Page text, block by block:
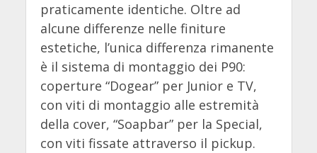
praticamente identiche. Oltre ad
alcune differenze nelle finiture
estetiche, l’unica differenza rimanente
è il sistema di montaggio dei P90:
coperture “Dogear” per Junior e TV,
con viti di montaggio alle estremità
della cover, “Soapbar” per la Special,
con viti fissate attraverso il pickup.